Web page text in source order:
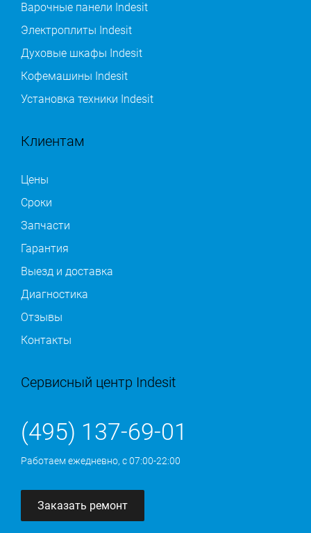
Варочные панели Indesit
Электроплиты Indesit
Духовые шкафы Indesit
Кофемашины Indesit
Установка техники Indesit
Клиентам
Цены
Сроки
Запчасти
Гарантия
Выезд и доставка
Диагностика
Отзывы
Контакты
Сервисный центр Indesit
(495) 137-69-01
Работаем ежедневно, с 07:00-22:00
Заказать ремонт